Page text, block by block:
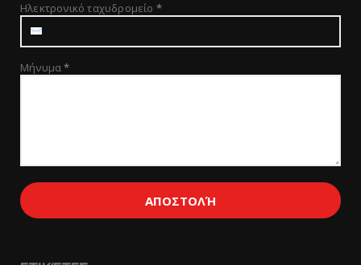
Ηλεκτρονικό ταχυδρομείο *
Μήνυμα*